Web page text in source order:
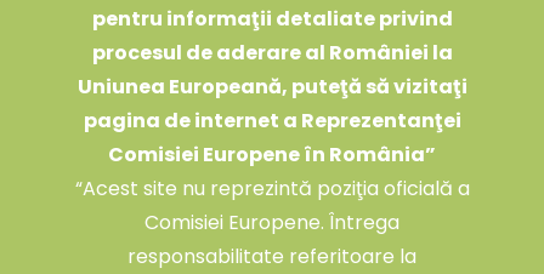
pentru informaţii detaliate privind
procesul de aderare al României la
Uniunea Europeană, puteţă să vizitaţi
pagina de internet a Reprezentanţei
Comisiei Europene în România”
“Acest site nu reprezintă poziţia oficială a
Comisiei Europene. Întrega
responsabilitate referitoare la